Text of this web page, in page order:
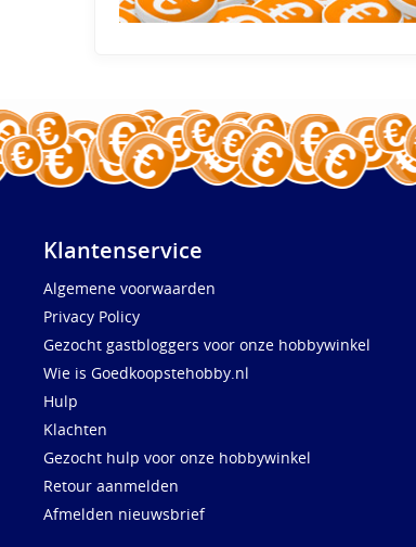
Klantenservice
Algemene voorwaarden
Privacy Policy
Gezocht gastbloggers voor onze hobbywinkel
Wie is Goedkoopstehobby.nl
Hulp
Klachten
Gezocht hulp voor onze hobbywinkel
Retour aanmelden
Afmelden nieuwsbrief